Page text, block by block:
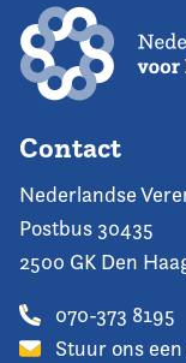
Contact
Nederlandse
Postbus 30435
2500 GK Den
070-373 8195
Stuur ons